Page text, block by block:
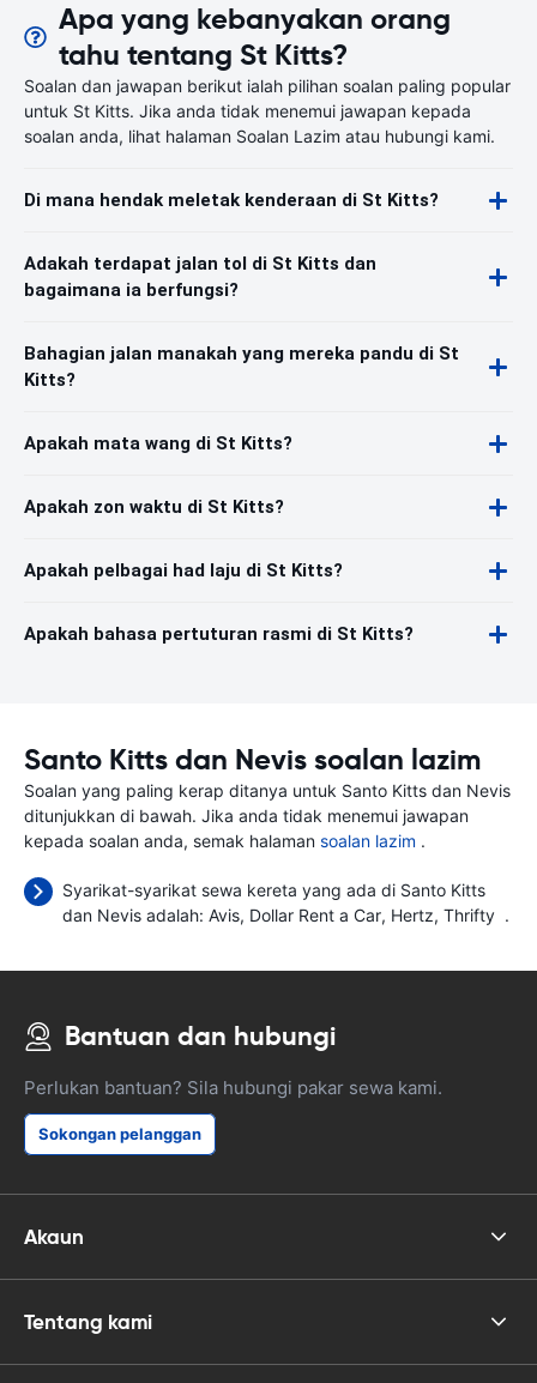
Apa yang kebanyakan orang
tahu tentang St Kitts?
Soalan dan jawapan berikut ialah pilihan soalan paling popular
untuk St Kitts. Jika anda tidak menemui jawapan kepada
soalan anda, lihat halaman Soalan Lazim atau hubungi kami.
Di mana hendak meletak kenderaan di St Kitts?
Adakah terdapat jalan tol di St Kitts dan
bagaimana ia berfungsi?
Bahagian jalan manakah yang mereka pandu di St
Kitts?
Apakah mata wang di St Kitts?
Apakah zon waktu di St Kitts?
Apakah pelbagai had laju di St Kitts?
Apakah bahasa pertuturan rasmi di St Kitts?
Santo Kitts dan Nevis soalan lazim
Soalan yang paling kerap ditanya untuk Santo Kitts dan Nevis
ditunjukkan di bawah. Jika anda tidak menemui jawapan
kepada soalan anda, semak halaman soalan lazim .
Syarikat-syarikat sewa kereta yang ada di Santo Kitts
dan Nevis adalah: Avis Dollar Rent a Car Hertz Thrifty .
Bantuan dan hubungi
Perlukan bantuan? Sila hubungi pakar sewa kami.
Sokongan pelanggan
Akaun
Tentang kami